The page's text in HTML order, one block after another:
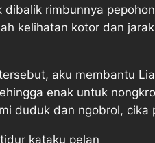
rimbunnya
kelihatan kotor dan
aku membantu
enak untuk
duduk dan ngobrol,
kataku pelan